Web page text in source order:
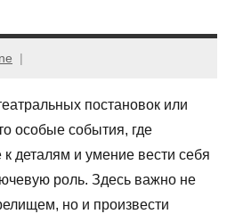
постановок или
особые события, где
деталям и умение вести себя
роль. Здесь важно не
но и произвести